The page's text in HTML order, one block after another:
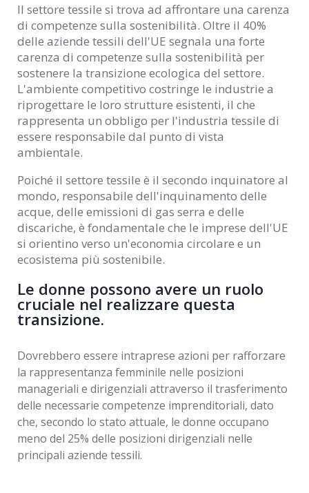
Il settore tessile si trova ad affrontare una carenza
di competenze sulla sostenibilità. Oltre il 40%
delle aziende tessili dell'UE segnala una forte
carenza di competenze sulla sostenibilità per
sostenere la transizione ecologica del settore.
L'ambiente competitivo costringe le industrie a
riprogettare le loro strutture esistenti, il che
rappresenta un obbligo per l'industria tessile di
essere responsabile dal punto di vista
ambientale.
Poiché il settore tessile è il secondo inquinatore al
mondo, responsabile dell'inquinamento delle
acque, delle emissioni di gas serra e delle
discariche, è fondamentale che le imprese dell'UE
si orientino verso un'economia circolare e un
ecosistema più sostenibile.
Le donne possono avere un ruolo
cruciale nel realizzare questa
transizione.
Dovrebbero essere intraprese azioni per rafforzare
la rappresentanza femminile nelle posizioni
manageriali e dirigenziali attraverso il trasferimento
delle necessarie competenze imprenditoriali, dato
che, secondo lo stato attuale, le donne occupano
meno del 25% delle posizioni dirigenziali nelle
principali aziende tessili.